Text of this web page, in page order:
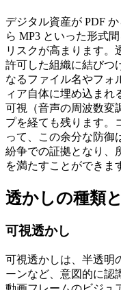
デジタル資産が PDF
ら MP3 といった形式
リスクが高まります。
許可した組織に結びつ
なるファイル名やフォ
ィア自体に埋め込まれ
可視（音声の周波数変
プを経ても残ります。
って、この余分な防御
紛争での証拠となり、
を満たすことができま
透かしの種類
可視透かし
可視透かしは、半透明
ーンなど、意図的に認